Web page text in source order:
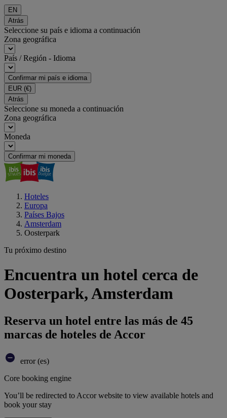
EN
Atrás
Seleccione su país e idioma a continuación
Zona geográfica
País / Región - Idioma
Confirmar mi país e idioma
EUR (€)
Atrás
Seleccione su moneda a continuación
Zona geográfica
Moneda
Confirmar mi moneda
Hoteles
Europa
Países Bajos
Amsterdam
Oosterpark
Tu próximo destino
Encuentra un hotel cerca de
Oosterpark, Amsterdam
Reserva un hotel entre las más de 45
marcas de hoteles de Accor
error (es)
Core booking engine
You’ll be redirected to Accor website to view available hotels and
book your stay